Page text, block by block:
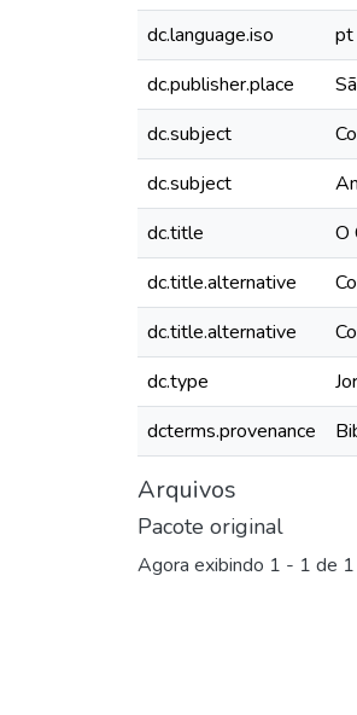
dc.language.iso
pt
dc.publisher.place
dc.subject
dc.subject
dc.title
O
dc.title.alternative
dc.title.alternative
dc.type
dcterms.provenance
Arquivos
Pacote original
Agora exibindo 1 - 1 de 1